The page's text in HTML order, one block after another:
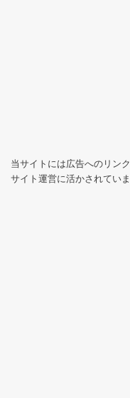
当サイトには広告へのリン
サイト運営に活かされてい